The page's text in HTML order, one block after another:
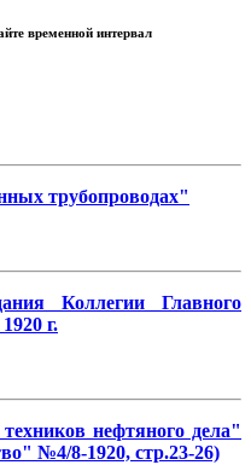
временной интервал
трубопроводах"
Коллегии Главного
г.
нефтяного дела"
№4/8-1920, стр.23-26)